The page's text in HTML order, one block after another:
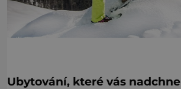
Ubytování, které vás nadchne